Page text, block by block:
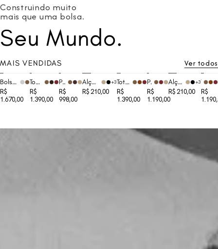
Construindo muito
mais que uma bolsa.
Seu Mundo.
MAIS VENDIDAS Ver todos
Bolsa Fefa Camurça Ferrugem
R$
1.670,00
Tote Eva Camurça Ferrugem
R$
1.390,00
Pochete Rafa Malbec
R$
998,00
+3
Alça Avulsa Pochete Rafa Malbec
R$ 210,00
Tote Eva Camurça Chocolate
R$
1.390,00
Pochete Rafa Café
R$
1.190,00
+3
Alça Avulsa Pochete Rafa Café
R$ 210,00
Tote Van Café
R$